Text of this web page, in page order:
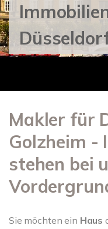
Makler für
Golzheim -
stehen bei
Sie möchten ein Haus